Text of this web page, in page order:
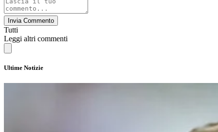
Invia Commento
Tutti
Leggi altri commenti
Ultime Notizie